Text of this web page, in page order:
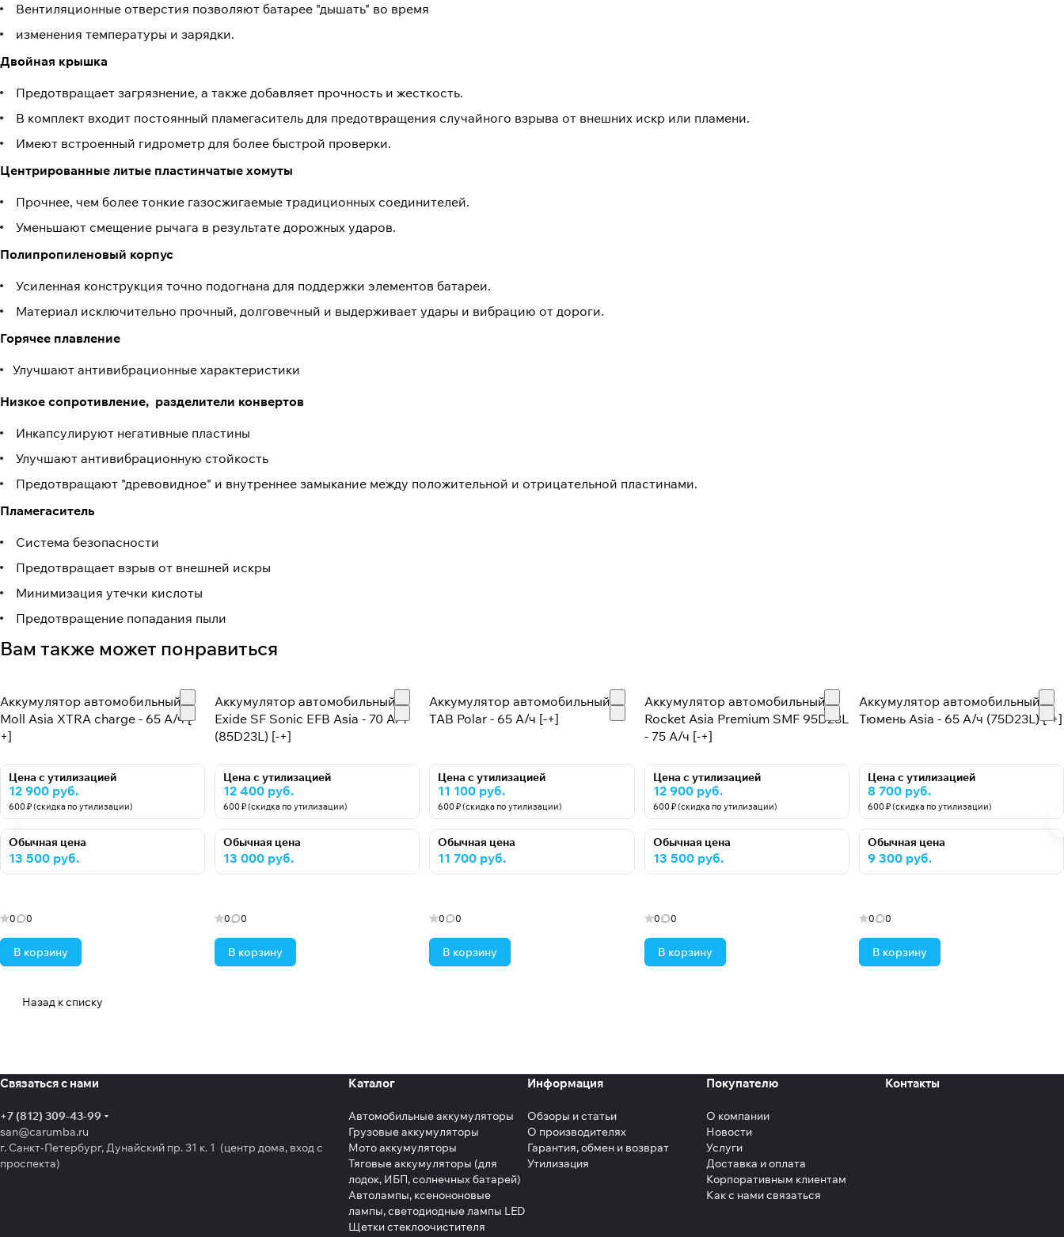
Вентиляционные отверстия позволяют батарее "дышать" во время
изменения температуры и зарядки.
Двойная крышка
Предотвращает загрязнение, а также добавляет прочность и жесткость.
В комплект входит постоянный пламегаситель для предотвращения случайного взрыва от внешних искр или пламени.
Имеют встроенный гидрометр для более быстрой проверки.
Центрированные литые пластинчатые хомуты
Прочнее, чем более тонкие газосжигаемые традиционных соединителей.
Уменьшают смещение рычага в результате дорожных ударов.
Полипропиленовый корпус
Усиленная конструкция точно подогнана для поддержки элементов батареи.
Материал исключительно прочный, долговечный и выдерживает удары и вибрацию от дороги.
Горячее плавление
Улучшают антивибрационные характеристики
Низкое сопротивление, разделители конвертов
Инкапсулируют негативные пластины
Улучшают антивибрационную стойкость
Предотвращают "древовидное" и внутреннее замыкание между положительной и отрицательной пластинами.
Пламегаситель
Система безопасности
Предотвращает взрыв от внешней искры
Минимизация утечки кислоты
Предотвращение попадания пыли
Вам также может понравиться
Аккумулятор автомобильный
Moll Asia XTRA charge - 65 А/ч [-
+]
Цена с утилизацией
12 900 руб.
600 ₽ (скидка по утилизации)
Обычная цена
13 500 руб.
0 0
В корзину
Аккумулятор автомобильный
Exide SF Sonic EFB Asia - 70 А/ч
(85D23L) [-+]
Цена с утилизацией
12 400 руб.
600 ₽ (скидка по утилизации)
Обычная цена
13 000 руб.
0 0
В корзину
Аккумулятор автомобильный
TAB Polar - 65 А/ч [-+]
Цена с утилизацией
11 100 руб.
600 ₽ (скидка по утилизации)
Обычная цена
11 700 руб.
0 0
В корзину
Аккумулятор автомобильный
Rocket Asia Premium SMF 95D23L
- 75 А/ч [-+]
Цена с утилизацией
12 900 руб.
600 ₽ (скидка по утилизации)
Обычная цена
13 500 руб.
0 0
В корзину
Аккумулятор автомобильный
Тюмень Asia - 65 А/ч (75D23L) [-+]
Цена с утилизацией
8 700 руб.
600 ₽ (скидка по утилизации)
Обычная цена
9 300 руб.
0 0
В корзину
Назад к списку
Связаться с нами
+7 (812) 309-43-99
san@carumba.ru
г. Санкт-Петербург, Дунайский пр. 31 к. 1 (центр дома, вход с
проспекта)
Каталог
Автомобильные аккумуляторы
Грузовые аккумуляторы
Мото аккумуляторы
Тяговые аккумуляторы (для
лодок, ИБП, солнечных батарей)
Автолампы, ксенононовые
лампы, светодиодные лампы LED
Щетки стеклоочистителя
Информация
Обзоры и статьи
О производителях
Гарантия, обмен и возврат
Утилизация
Покупателю
О компании
Новости
Услуги
Доставка и оплата
Корпоративным клиентам
Как с нами связаться
Контакты